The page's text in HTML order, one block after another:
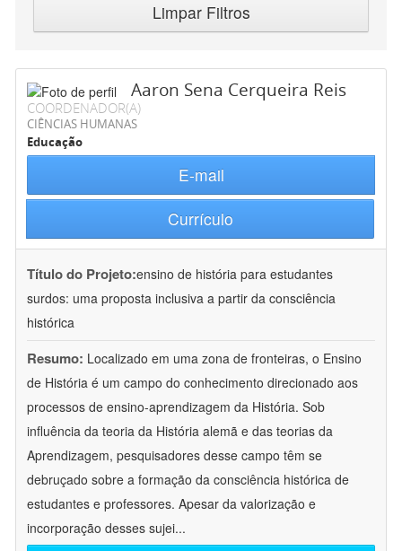
Limpar Filtros
Aaron Sena Cerqueira Reis
COORDENADOR(A)
CIÊNCIAS HUMANAS
Educação
E-mail
Currículo
Título do Projeto:ensino de história para estudantes
surdos: uma proposta inclusiva a partir da consciência
histórica
Resumo: Localizado em uma zona de fronteiras, o Ensino
de História é um campo do conhecimento direcionado aos
processos de ensino-aprendizagem da História. Sob
influência da teoria da História alemã e das teorias da
Aprendizagem, pesquisadores desse campo têm se
debruçado sobre a formação da consciência histórica de
estudantes e professores. Apesar da valorização e
incorporação desses sujei...